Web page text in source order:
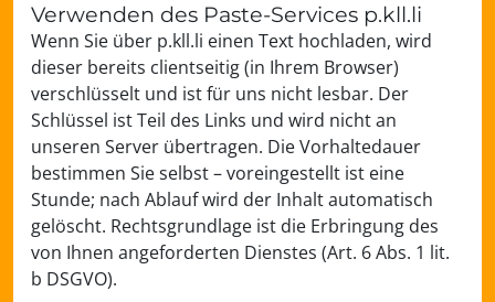
Verwenden des Paste-Services p.kll.li
Wenn Sie über p.kll.li einen Text hochladen, wird
dieser bereits clientseitig (in Ihrem Browser)
verschlüsselt und ist für uns nicht lesbar. Der
Schlüssel ist Teil des Links und wird nicht an
unseren Server übertragen. Die Vorhaltedauer
bestimmen Sie selbst – voreingestellt ist eine
Stunde; nach Ablauf wird der Inhalt automatisch
gelöscht. Rechtsgrundlage ist die Erbringung des
von Ihnen angeforderten Dienstes (Art. 6 Abs. 1 lit.
b DSGVO).